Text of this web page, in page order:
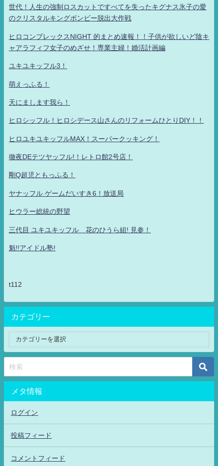
世代！人生の強制ロスカットですべてを失ったキグナス氷子の愛
のクリスタルキングボンビー脱出大作戦
ヒロコンプレックスNIGHT 的まとめ速報！！子供が欲しいど陰キ
ャアラフィフ女子のめざせ！専業主婦！婚活計画編
ユキユキッフル3！
萌えっふる！
天にまします我ら！
ヒロシッフル！ヒロシデース山さんのリフォームひとりDIY！！
ヒロユキユキッフルMAX！スーパークッキング！
徹夜DEテツヤッフル!！レトロ館2号店！
剛Q超児ともっふる！
ヤナッフル ゲームだいすき6！放送局
ヒウラー総統の野望
三代目 ユキユキッフル 花のひうら組! 見参！
魁!!アイドル塾!
t112
カテゴリー
メタ情報
ログイン
投稿フィード
コメントフィード